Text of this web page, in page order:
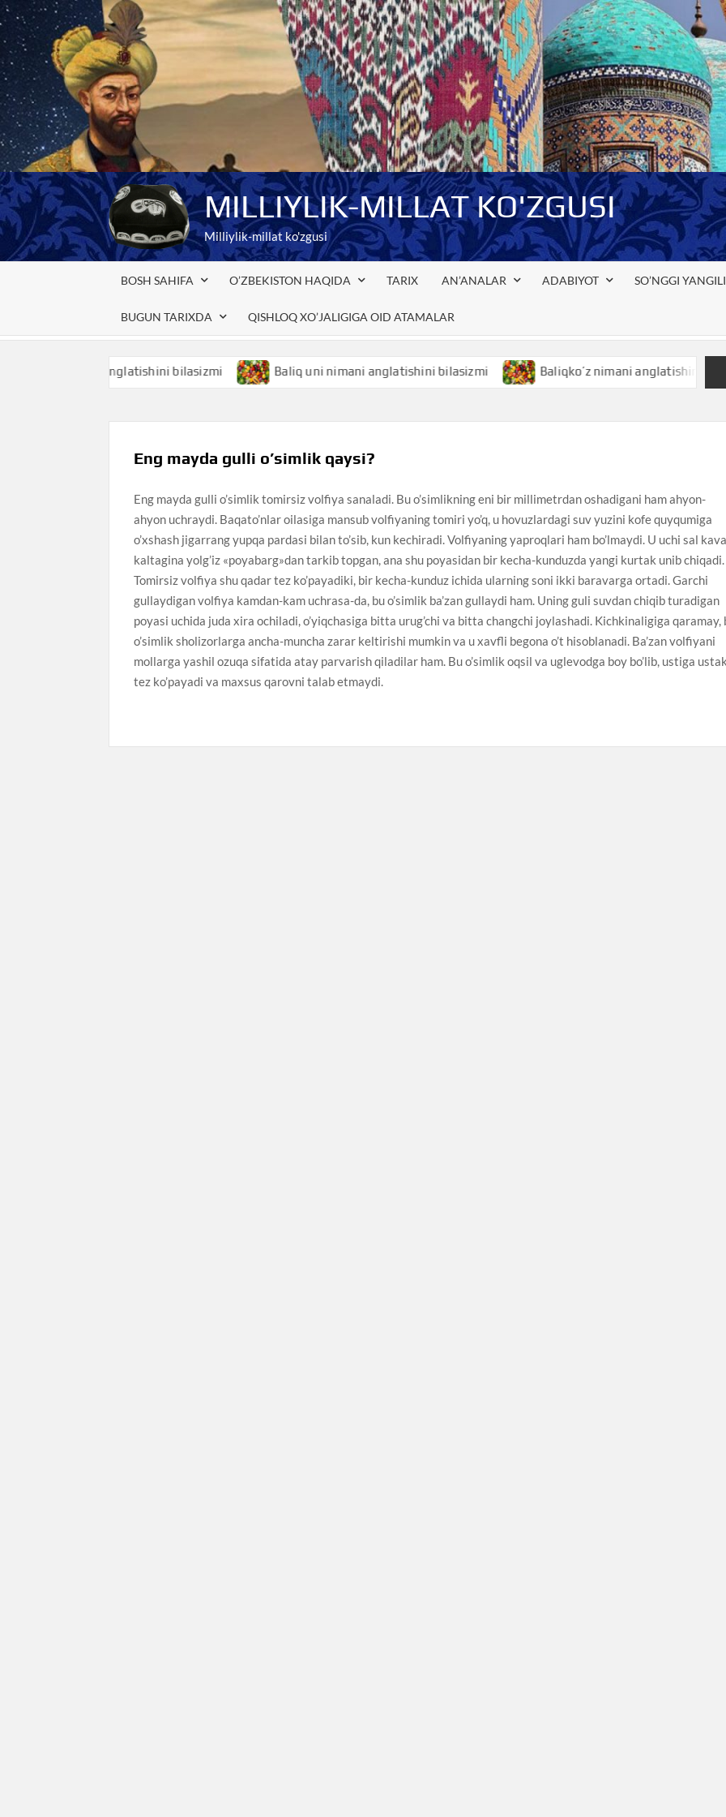
Skip
to
content
MILLIYLIK-MILLAT KO'ZGUSI
Milliylik-millat ko'zgusi
BOSH SAHIFA O’ZBEKISTON HAQIDA TARIX AN’ANALAR ADABIYOT SO’NGGI
BUGUN TARIXDA QISHLOQ XO’JALIGIGA OID ATAMALAR
nimani anglatishini bilasizmi Baliq uni nimani anglatishini bilasizmi Baliqko’z nimani anglatishini bilasizmi
Eng mayda gulli o’simlik qaysi?
Eng mayda gulli o’simlik tomirsiz volfiya sanaladi. Bu o’simlikning eni bir millimetrdan oshadigani ham ahyon-
ahyon uchraydi. Baqato’nlar oilasiga mansub volfiyaning tomiri yo’q, u hovuzlardagi suv yuzini kofe quyqumiga
o’xshash jigarrang yupqa pardasi bilan to’sib, kun kechiradi. Volfiyaning yaproqlari ham bo’lmaydi. U uchi sal
kaltagina yolg’iz «poyabarg»dan tarkib topgan, ana shu poyasidan bir kecha-kunduzda yangi kurtak unib chiqadi.
Tomirsiz volfiya shu qadar tez ko’payadiki, bir kecha-kunduz ichida ularning soni ikki baravarga ortadi. Garchi
gullaydigan volfiya kamdan-kam uchrasa-da, bu o’simlik ba’zan gullaydi ham. Uning guli suvdan chiqib turadigan
poyasi uchida juda xira ochiladi, o’yiqchasiga bitta urug’chi va bitta changchi joylashadi. Kichkinaligiga qaramay,
o’simlik sholizorlarga ancha-muncha zarar keltirishi mumkin va u xavfli begona o’t hisoblanadi. Ba’zan volfiyani
mollarga yashil ozuqa sifatida atay parvarish qiladilar ham. Bu o’simlik oqsil va uglevodga boy bo’lib, ustiga ustak
tez ko’payadi va maxsus qarovni talab etmaydi.